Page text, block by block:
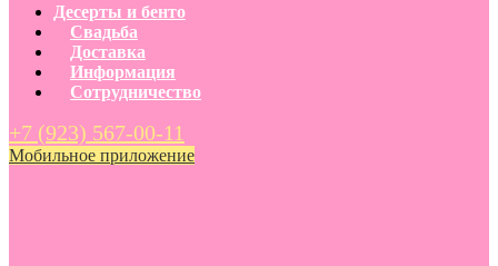
Десерты и бенто
Свадьба
Доставка
Информация
Сотрудничество
+7 (923) 567-00-11
Мобильное приложение